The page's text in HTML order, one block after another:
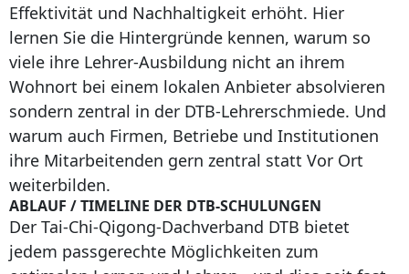
Effektivität und Nachhaltigkeit erhöht. Hier
lernen Sie die Hintergründe kennen, warum so
viele ihre Lehrer-Ausbildung nicht an ihrem
Wohnort bei einem lokalen Anbieter absolvieren
sondern zentral in der DTB-Lehrerschmiede. Und
warum auch Firmen, Betriebe und Institutionen
ihre Mitarbeitenden gern zentral statt Vor Ort
weiterbilden.
ABLAUF / TIMELINE DER DTB-SCHULUNGEN
Der Tai-Chi-Qigong-Dachverband DTB bietet
jedem passgerechte Möglichkeiten zum